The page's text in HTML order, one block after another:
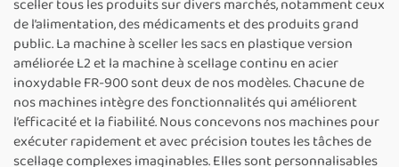
sceller tous les produits sur divers marchés, notamment ceux
de l’alimentation, des médicaments et des produits grand
public. La machine à sceller les sacs en plastique version
améliorée L2 et la machine à scellage continu en acier
inoxydable FR-900 sont deux de nos modèles. Chacune de
nos machines intègre des fonctionnalités qui améliorent
l’efficacité et la fiabilité. Nous concevons nos machines pour
exécuter rapidement et avec précision toutes les tâches de
scellage complexes imaginables. Elles sont personnalisables